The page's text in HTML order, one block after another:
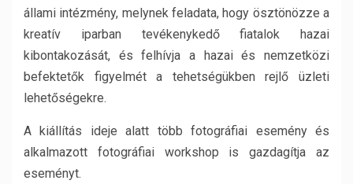
állami intézmény, melynek feladata, hogy ösztönözze a
kreatív iparban tevékenykedő fiatalok hazai
kibontakozását, és felhívja a hazai és nemzetközi
befektetők figyelmét a tehetségükben rejlő üzleti
lehetőségekre.
A kiállítás ideje alatt több fotográfiai esemény és
alkalmazott fotográfiai workshop is gazdagítja az
eseményt.